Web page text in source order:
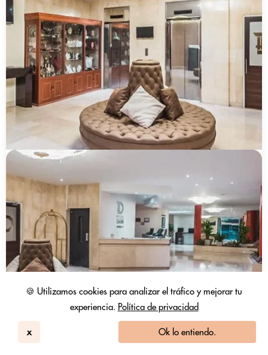
🍪 Utilizamos cookies para analizar el tráfico y mejorar tu
experiencia. Política de privacidad
x Ok lo entiendo.